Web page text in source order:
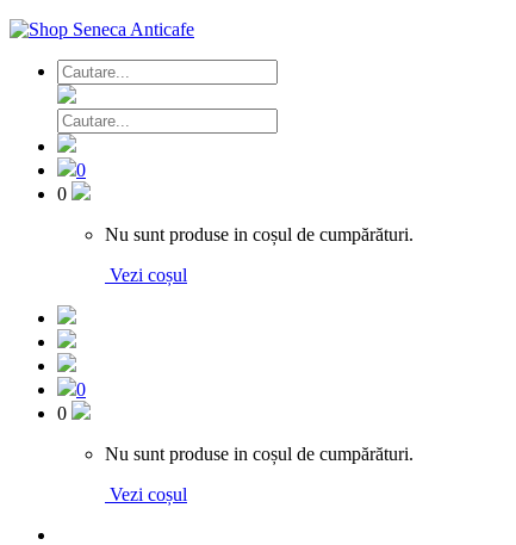
0
0
Nu sunt produse in coșul de cumpărături.
Vezi coșul
0
0
Nu sunt produse in coșul de cumpărături.
Vezi coșul